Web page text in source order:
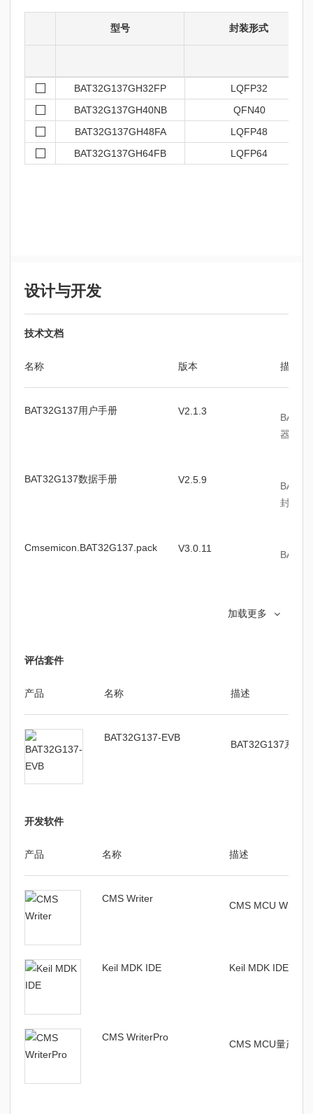
型号 封装形式
BAT32G137GH32FP
LQFP32
BAT32G137GH40NB
QFN40
BAT32G137GH48FA
LQFP48
BAT32G137GH64FB
LQFP64
设计与开发
技术文档
名称 版本 描述
BAT32G137用户手册 V2.1.3
器、时
BAT32G137数据手册 V2.5.9
封装信
Cmsemicon.BAT32G137.pack V3.0.11
明
加载更多
评估套件
产品 名称 描述
BAT32G137-EVB
BAT32G137系列
开发软件
产品 名称 描述
CMS Writer
CMS MCU Writer
Keil MDK IDE Keil MDK IDE编译
CMS WriterPro
CMS MCU量产烧